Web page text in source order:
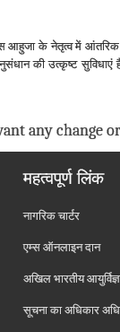
आहुजा के नेतृत्‍व में
की उत्‍कृष्‍ट
any change
महत्वपूर्ण लिंक
नागरिक चार्टर
एम्स ऑनलाइन दान
अखिल भारतीय
सूचना का अधिकार